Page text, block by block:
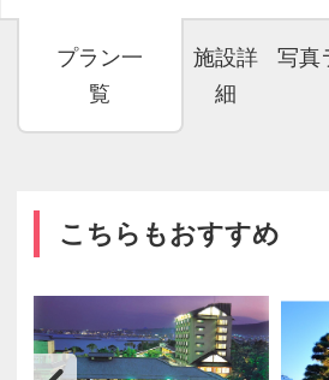
プラン一
覧
施設詳
細
写真
こちらもおすすめ